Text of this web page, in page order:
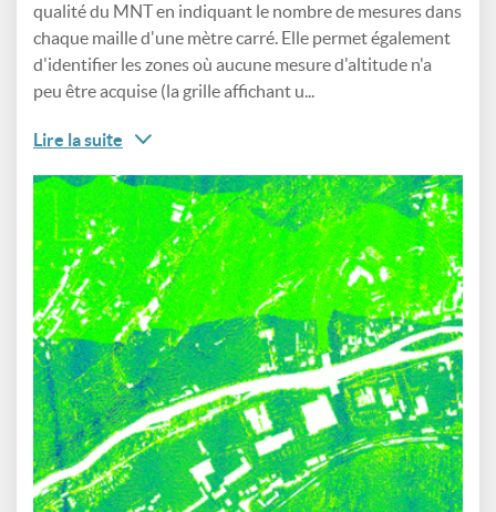
qualité du MNT en indiquant le nombre de mesures dans
chaque maille d'une mètre carré. Elle permet également
d'identifier les zones où aucune mesure d'altitude n'a
peu être acquise (la grille affichant u...
Lire la suite